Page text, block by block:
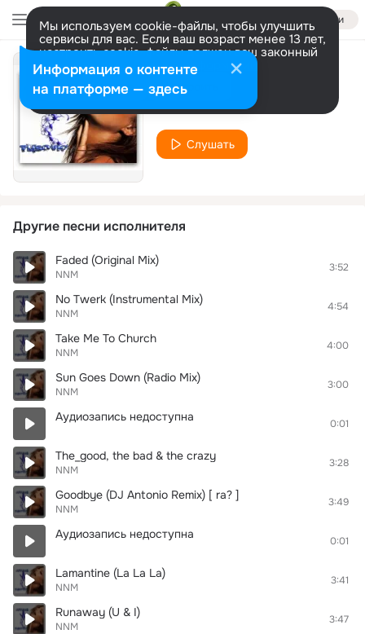
Войти
Мы используем cookie-файлы, чтобы улучшить
сервисы для вас. Если ваш возраст менее 13 лет,
настроить cookie-файлы должен ваш законный
представитель. Больше информации
Разрешить все Настроить
Prayer In C
NNM
Слушать
Другие песни исполнителя
Faded (Original Mix)
NNM
3:52
No Twerk (Instrumental Mix)
NNM
4:54
Take Me To Church
NNM
4:00
Sun Goes Down (Radio Mix)
NNM
3:00
Аудиозапись недоступна 0:01
The_good, the bad & the crazy
NNM
3:28
Goodbye (DJ Antonio Remix) [ ra? ]
NNM
3:49
Аудиозапись недоступна 0:01
Lamantine (La La La)
NNM
3:41
Runaway (U & I)
NNM
3:47
Информация о контенте
на платформе — здесь